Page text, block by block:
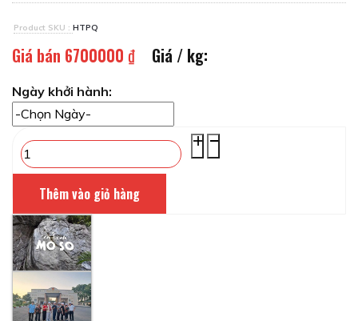
Product SKU : HTPQ
Giá bán 6700000 ₫ Giá / kg:
Ngày khởi hành: